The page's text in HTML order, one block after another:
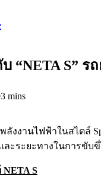
“NETA S” ร
3 mins
ลังงานไฟฟ้าในสไตล์
ละระยะทางในการขับ
NETA S